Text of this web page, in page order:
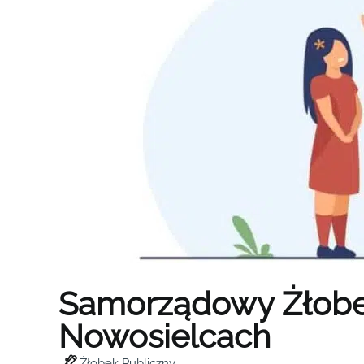
Samorządowy
Nowosielcach